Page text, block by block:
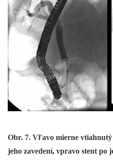
Obr. 7. Vľavo mierne
jeho zavedení, vpravo stent po